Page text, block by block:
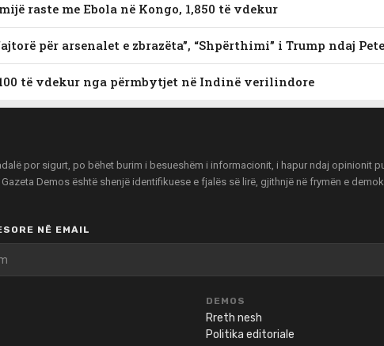
raste me Ebola në Kongo, 1,850 të vdekur
për arsenalet e zbrazëta”, “Shpërthimi” i Trump ndaj
të vdekur nga përmbytjet në Indinë verilindore
por sigurt, po bëhet burim i besueshëm i informacionit, i hapur ndaj opinionit
Demos është shenjë identifikuese e fjalës së lirë, gjithnjë në frymën e
NË EMAIL
DEMOS
Rreth nesh
Politika editoriale